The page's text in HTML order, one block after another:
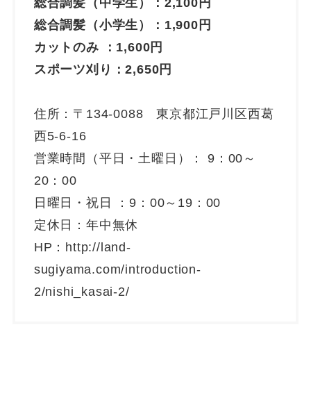
総合調髪（小学生）：1,900円
カットのみ ：1,600円
スポーツ刈り：2,650円
住所：〒134-0088 東京都江戸川区西葛
西5-6-16
営業時間（平日・土曜日）： 9：00～
20：00
日曜日・祝日 ：9：00～19：00
定休日：年中無休
HP：http://land-
sugiyama.com/introduction-
2/nishi_kasai-2/